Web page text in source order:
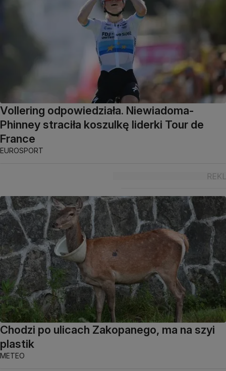
Vollering odpowiedziała. Niewiadoma-
Phinney straciła koszulkę liderki Tour de
France
EUROSPORT
Chodzi po ulicach Zakopanego, ma na szyi
plastik
METEO